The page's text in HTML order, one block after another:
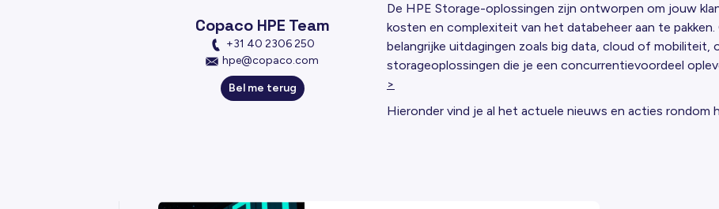
Copaco HPE Team
+31 40 2306 250
hpe@copaco.com
Bel me terug
De HPE Storage-oplossingen zijn ontworpen om jouw
kosten en complexiteit van het databeheer aan te
belangrijke uitdagingen zoals big data, cloud of
storageoplossingen die je een concurrentievoordeel
>
Hieronder vind je al het actuele nieuws en acties rondom